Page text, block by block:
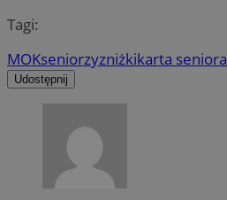
Tagi:
MOKseniorzyzniżkikarta seniora
Udostępnij